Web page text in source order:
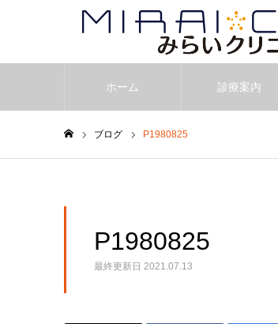
ホーム 診療案内
ブログ P1980825
P1980825
最終更新日 2021.07.13